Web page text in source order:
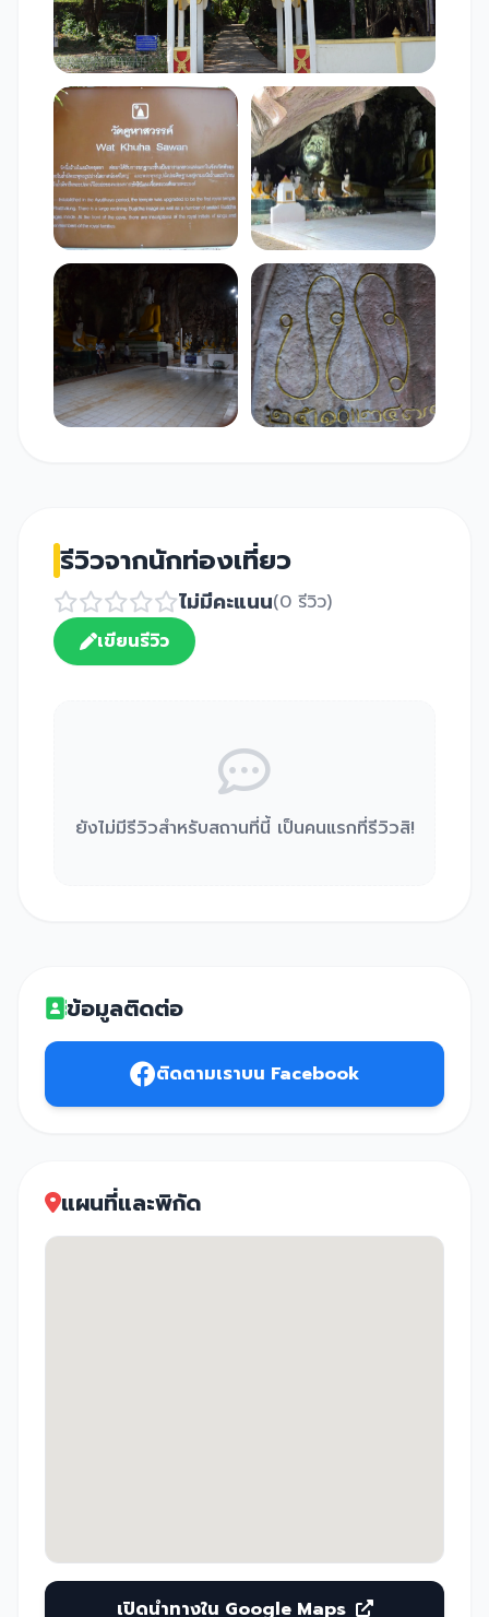
รีวิวจากนักท่องเที่ยว
ไม่มีคะแนน(0 รีวิว)
เขียนรีวิว
ยังไม่มีรีวิวสำหรับสถานที่นี้ เป็นคนแรกที่รีวิวสิ!
ข้อมูลติดต่อ
ติดตามเราบน Facebook
แผนที่และพิกัด
เปิดนำทางใน Google Maps